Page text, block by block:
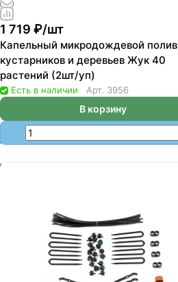
1 719 ₽/шт
Капельный микродождевой полив
кустарников и деревьев Жук 40
растений (2шт/уп)
Есть в наличии Арт. 3956
В корзину